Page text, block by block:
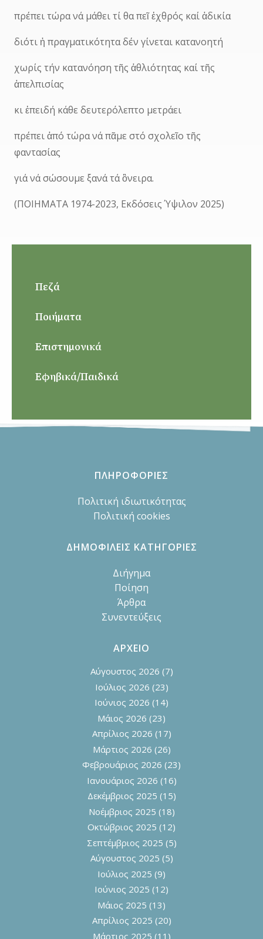
Πεζά
Ποιήματα
Επιστημονικά
Εφηβικά/Παιδικά
πρέπει τώρα νά μάθει τί θα πεῖ ἐχθρός καί ἀδικία
διότι ἡ πραγματικότητα δέν γίνεται κατανοητή
χωρίς τήν κατανόηση τῆς ἀθλιότητας καί τῆς
ἀπελπισίας
κι ἐπειδή κάθε δευτερόλεπτο μετράει
πρέπει ἀπό τώρα νά πᾶμε στό σχολεῖο τῆς
φαντασίας
γιά νά σώσουμε ξανά τά ὂνειρα.
(ΠΟΙΗΜΑΤΑ 1974-2023, Εκδόσεις Ύψιλον 2025)
ΠΛΗΡΟΦΟΡΙΕΣ
Πολιτική ιδιωτικότητας
Πολιτική cookies
ΔΗΜΟΦΙΛΕΙΣ ΚΑΤΗΓΟΡΙΕΣ
Διήγημα
Ποίηση
Άρθρα
Συνεντεύξεις
ΑΡΧΕΙΟ
Αύγουστος 2026 (7)
Ιούλιος 2026 (23)
Ιούνιος 2026 (14)
Μάιος 2026 (23)
Απρίλιος 2026 (17)
Μάρτιος 2026 (26)
Φεβρουάριος 2026 (23)
Ιανουάριος 2026 (16)
Δεκέμβριος 2025 (15)
Νοέμβριος 2025 (18)
Οκτώβριος 2025 (12)
Σεπτέμβριος 2025 (5)
Αύγουστος 2025 (5)
Ιούλιος 2025 (9)
Ιούνιος 2025 (12)
Μάιος 2025 (13)
Απρίλιος 2025 (20)
Μάρτιος 2025 (11)